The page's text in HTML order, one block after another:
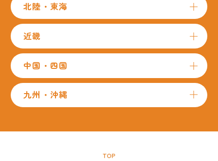
北陸・東海
近畿
中国・四国
九州・沖縄
TOP